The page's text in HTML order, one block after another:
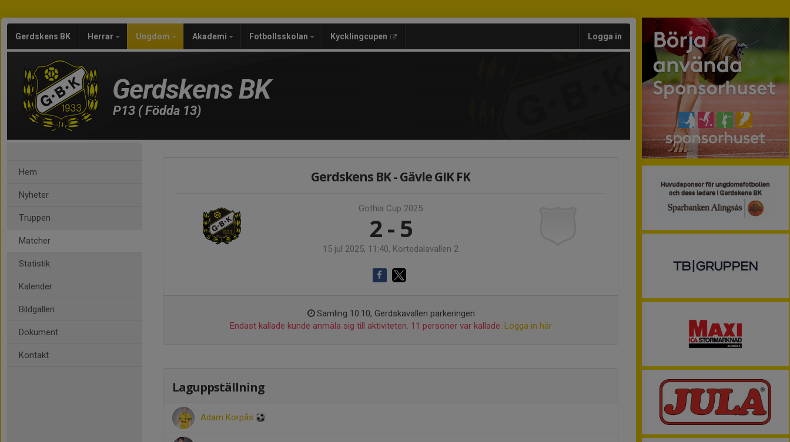
Gerdskens BK Herrar Ungdom Akademi Fotbollsskolan Kycklingcupen Logga in
Gerdskens BK
P13 ( Födda 13)
Hem
Nyheter
Truppen
Matcher
Statistik
Kalender
Bildgalleri
Dokument
Kontakt
Gerdskens BK - Gävle GIK FK
Gothia Cup 2025
2 - 5
15 jul 2025, 11:40, Kortedalavallen 2
Samling 10:10, Gerdskavallen parkeringen
Endast kallade kunde anmäla sig till aktiviteten. 11 personer var kallade. Logga in här
Laguppställning
Adam Korpås